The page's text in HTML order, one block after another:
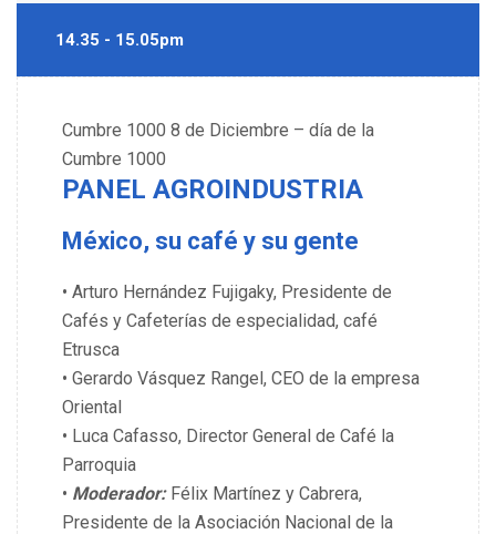
14.35 - 15.05pm
Cumbre 1000 8 de Diciembre – día de la
Cumbre 1000
PANEL AGROINDUSTRIA
México, su café y su gente
• Arturo Hernández Fujigaky, Presidente de
Cafés y Cafeterías de especialidad, café
Etrusca
• Gerardo Vásquez Rangel, CEO de la empresa
Oriental
• Luca Cafasso, Director General de Café la
Parroquia
• Moderador:Félix Martínez y Cabrera,
Presidente de la Asociación Nacional de la